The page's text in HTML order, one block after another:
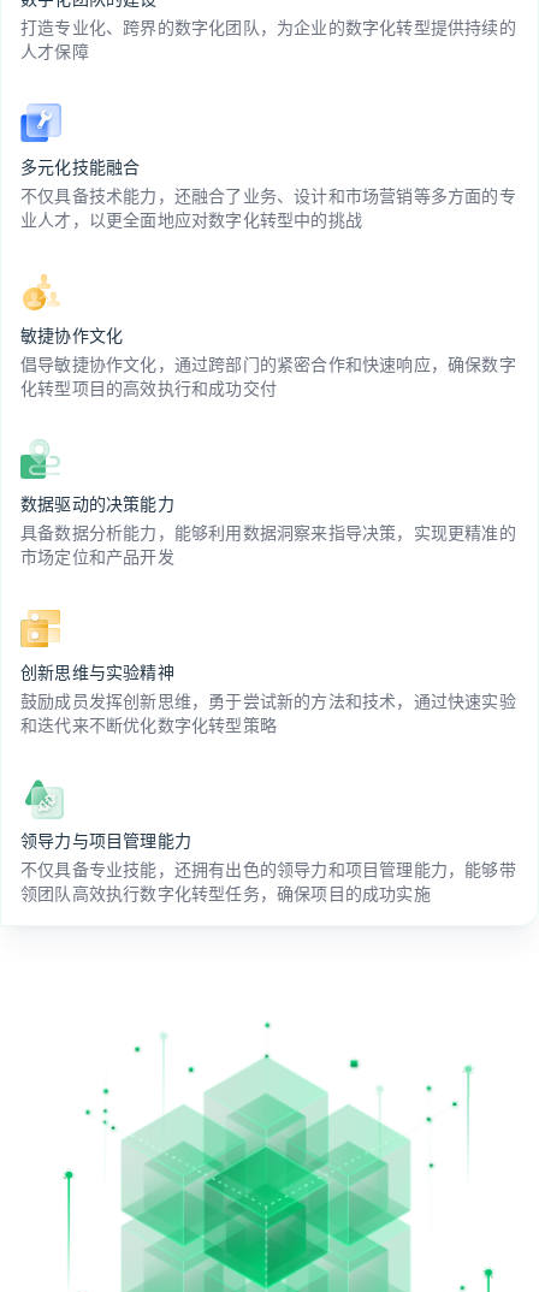
打造专业化、跨界的数字化团队，为企业的数字化转型提供持续的
人才保障
多元化技能融合
不仅具备技术能力，还融合了业务、设计和市场营销等多方面的专
业人才，以更全面地应对数字化转型中的挑战
敏捷协作文化
倡导敏捷协作文化，通过跨部门的紧密合作和快速响应，确保数字
化转型项目的高效执行和成功交付
数据驱动的决策能力
具备数据分析能力，能够利用数据洞察来指导决策，实现更精准的
市场定位和产品开发
创新思维与实验精神
鼓励成员发挥创新思维，勇于尝试新的方法和技术，通过快速实验
和迭代来不断优化数字化转型策略
领导力与项目管理能力
不仅具备专业技能，还拥有出色的领导力和项目管理能力，能够带
领团队高效执行数字化转型任务，确保项目的成功实施